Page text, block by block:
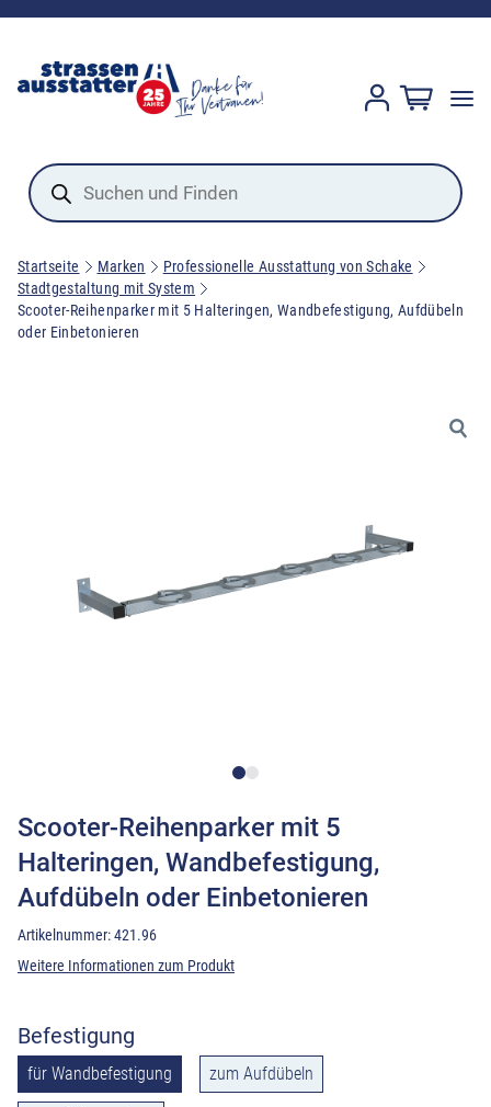
Products
search
Startseite Marken
Professionelle Ausstattung von Schake
Stadtgestaltung mit System
Scooter-Reihenparker mit 5 Halteringen, Wandbefestigung, Aufdübeln
oder Einbetonieren
Scooter-Reihenparker mit 5
Halteringen, Wandbefestigung,
Aufdübeln oder Einbetonieren
Artikelnummer:421.96
Weitere Informationen zum Produkt
Befestigung
für Wandbefestigung zum Aufdübeln